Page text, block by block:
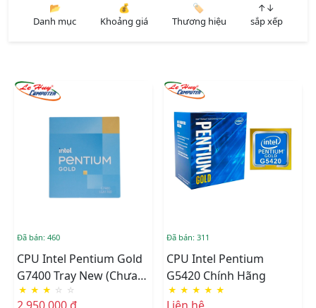
📂
Danh mục
💰
Khoảng giá
🏷️
Thương hiệu
↑↓
sắp xếp
Đã bán: 460
CPU Intel Pentium Gold
G7400 Tray New (chưa
Fan)
★ ★ ★ ☆ ☆
Đã bán: 311
CPU Intel Pentium
G5420 Chính Hãng
★ ★ ★ ★ ★